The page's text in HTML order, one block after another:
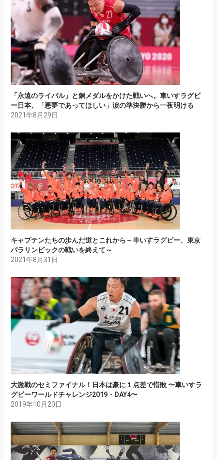
「永遠のライバル」と銅メダルをかけた戦いへ。車いすラグビ
ー日本、「悪夢であってほしい」涙の準決勝から一夜明ける
2021年8月29日
キャプテンたちの歩んだ道とこれから～車いすラグビー、東京
パラリンピックの戦いを終えて～
2021年8月31日
大激戦のセミファイナル！日本は豪に１点差で惜敗 〜車いすラ
グビーワールドチャレンジ2019・DAY4〜
2019年10月20日